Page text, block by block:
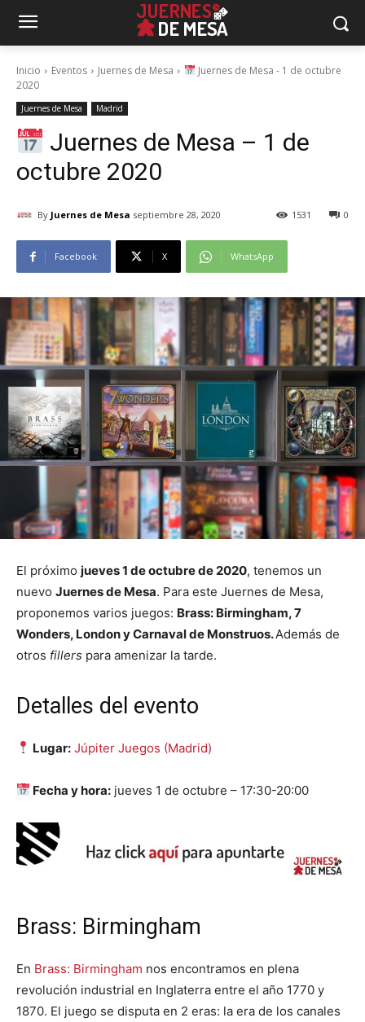
Inicio Eventos Juernes de Mesa
Juernes de Mesa - 1 de octubre
2020
Juernes de Mesa Madrid
Juernes de Mesa – 1 de
octubre 2020
By Juernes de Mesa septiembre 28, 2020 0
1531
Facebook X WhatsApp
El próximo jueves 1 de octubre de 2020, tenemos un
nuevo Juernes de Mesa. Para este Juernes de Mesa,
proponemos varios juegos: Brass: Birmingham, 7
Wonders, London y Carnaval de Monstruos.Además de
otros fillers para amenizar la tarde.
Detalles del evento
Lugar: Júpiter Juegos (Madrid)
Fecha y hora: jueves 1 de octubre – 17:30-20:00
Brass: Birmingham
En Brass: Birmingham nos encontramos en plena
revolución industrial en Inglaterra entre el año 1770 y
1870. El juego se disputa en 2 eras: la era de los canales